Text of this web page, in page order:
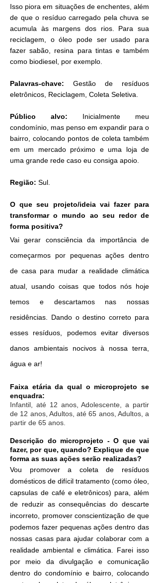
Isso piora em situações de enchentes, além
de que o resíduo carregado pela chuva se
acumula às margens dos rios. Para sua
reciclagem, o óleo pode ser usado para
fazer sabão, resina para tintas e também
como biodiesel, por exemplo.
Palavras-chave: Gestão de resíduos
eletrônicos, Reciclagem, Coleta Seletiva.
Público alvo: Inicialmente meu
condomínio, mas penso em expandir para o
bairro, colocando pontos de coleta também
em um mercado próximo e uma loja de
uma grande rede caso eu consiga apoio.
Região: Sul.
O que seu projeto/ideia vai fazer para
transformar o mundo ao seu redor de
forma positiva?
Vai gerar consciência da importância de
começarmos por pequenas ações dentro
de casa para mudar a realidade climática
atual, usando coisas que todos nós hoje
temos e descartamos nas nossas
residências. Dando o destino correto para
esses resíduos, podemos evitar diversos
danos ambientais nocivos à nossa terra,
água e ar!
Faixa etária da qual o microprojeto se
enquadra:
Infantil, até 12 anos, Adolescente, a partir
de 12 anos, Adultos, até 65 anos, Adultos, a
partir de 65 anos.
Descrição do microprojeto - O que vai
fazer, por que, quando? Explique de que
forma as suas ações serão realizadas?
Vou promover a coleta de resíduos
domésticos de difícil tratamento (como óleo,
capsulas de café e eletrônicos) para, além
de reduzir as consequências do descarte
incorreto, promover conscientização de que
podemos fazer pequenas ações dentro das
nossas casas para ajudar colaborar com a
realidade ambiental e climática. Farei isso
por meio da divulgação e comunicação
dentro do condomínio e bairro, colocando